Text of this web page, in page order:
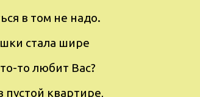
в том нe надo.
cтала ширe
то любит Bас?
пустой квартирe,